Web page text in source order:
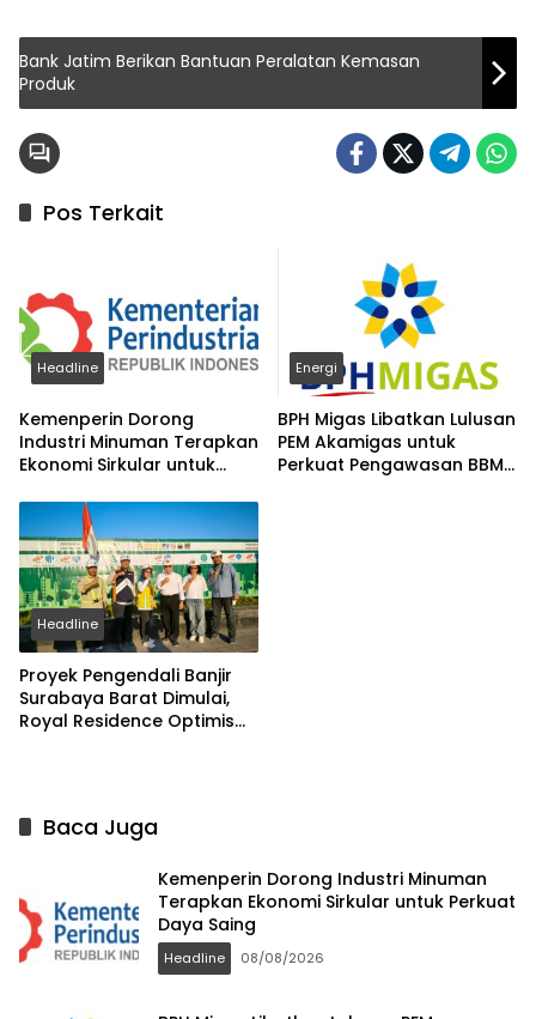
Bank Jatim Berikan Bantuan Peralatan Kemasan
Produk
Pos Terkait
Headline
Kemenperin Dorong
Industri Minuman Terapkan
Ekonomi Sirkular untuk
Energi
BPH Migas Libatkan Lulusan
PEM Akamigas untuk
Perkuat Pengawasan BBM
Headline
Proyek Pengendali Banjir
Surabaya Barat Dimulai,
Royal Residence Optimis
Baca Juga
Kemenperin Dorong Industri Minuman
Terapkan Ekonomi Sirkular untuk Perkuat
Daya Saing
Headline 08/08/2026